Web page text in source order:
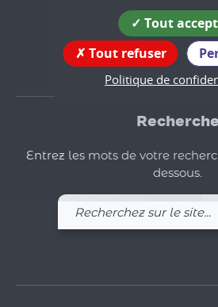
Suivez
Recherche
Entrez les mots de votre
dessous.
Recherchez
sur
Tout
Tout refuser
Politique de